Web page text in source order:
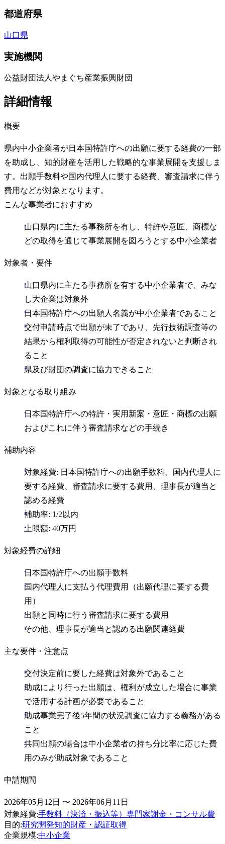
都道府県
山口県
実施機関
公益財団法人やまぐち産業振興財団
詳細情報
概要
県内中小企業者が日本国特許庁への出願に要する経費の一部
を助成し、知的財産を活用した戦略的な事業展開を支援しま
す。出願手数料や国内代理人に要する経費、審査請求に伴う
費用などが対象となります。
こんな事業者におすすめ
山口県内に主たる事務所を有し、特許や意匠、商標な
どの取得を通じて事業展開を図ろうとする中小企業者
対象者・要件
山口県内に主たる事務所を有する中小企業者で、みな
し大企業は対象外
日本国特許庁への出願人名義が中小企業者であること
交付申請時点で出願が未了であり、先行技術調査等の
結果から権利取得の可能性が否定されないと判断され
ること
県及び財団の調査に協力できること
対象となる取り組み
日本国特許庁への特許・実用新案・意匠・商標の出願
およびこれに伴う審査請求などの手続き
補助内容
対象経費: 日本国特許庁への出願手数料、国内代理人に
要する経費、審査請求に要する費用、理事長が適当と
認める経費
補助率: 1/2以内
上限額: 40万円
対象経費の詳細
日本国特許庁への出願手数料
国内代理人に支払う代理費用（出願代理に要する費
用）
出願と同時に行う審査請求に要する費用
その他、理事長が適当と認める出願関連経費
主な要件・注意点
交付決定前に要した経費は対象外であること
助成により行った出願は、権利が成立した場合に事業
で活用する計画が必要であること
助成事業完了後5年間の状況調査に協力する義務がある
こと
共同出願の場合は中小企業者の持ち分比率に応じた費
用のみが助成対象であること
申請期間
2026年05月12日 〜 2026年06月11日
対象経費:手数料（決済・振込等） 専門家謝金・コンサル費
目的:研究開発知的財産・認証取得
企業規模:中小企業